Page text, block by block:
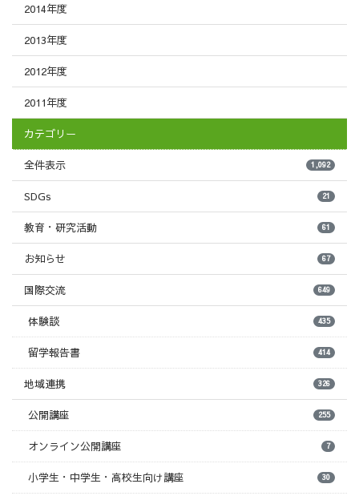
2014年度
2013年度
2012年度
2011年度
カテゴリー
全件表示 1,092
SDGs 21
教育・研究活動 61
お知らせ 67
国際交流 649
体験談 435
留学報告書 414
地域連携 326
公開講座 255
オンライン公開講座 7
小学生・中学生・高校生向け講座 30